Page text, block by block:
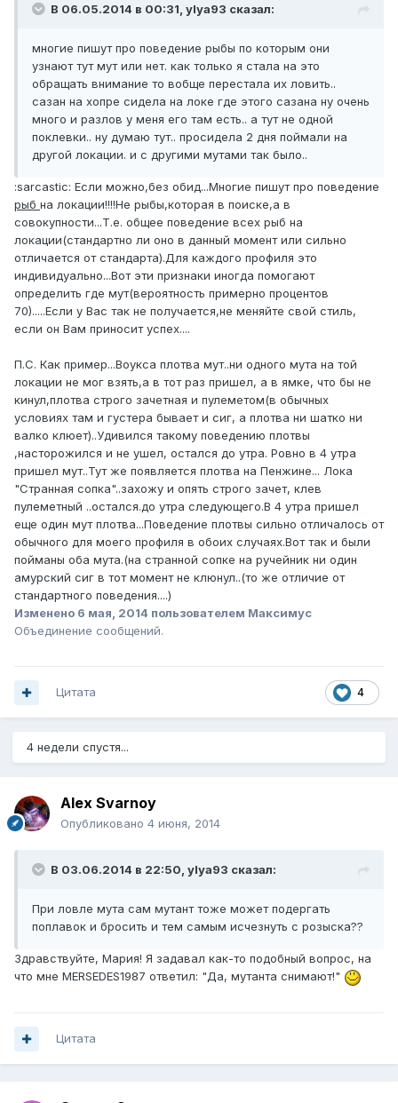
В 06.05.2014 в 00:31, ylya93 сказал:
многие пишут про поведение рыбы по которым они
узнают тут мут или нет. как только я стала на это
обращать внимание то вобще перестала их ловить..
сазан на хопре сидела на локе где этого сазана ну очень
много и разлов у меня его там есть.. а тут не одной
поклевки.. ну думаю тут.. просидела 2 дня поймали на
другой локации. и с другими мутами так было..
:sarcastic: Если можно,без обид...Многие пишут про поведение
рыб на локации!!!!Не рыбы,которая в поиске,а в
совокупности...Т.е. общее поведение всех рыб на
локации(стандартно ли оно в данный момент или сильно
отличается от стандарта).Для каждого профиля это
индивидуально...Вот эти признаки иногда помогают
определить где мут(вероятность примерно процентов
70).....Если у Вас так не получается,не меняйте свой стиль,
если он Вам приносит успех....
П.С. Как пример...Воукса плотва мут..ни одного мута на той
локации не мог взять,а в тот раз пришел, а в ямке, что бы не
кинул,плотва строго зачетная и пулеметом(в обычных
условиях там и густера бывает и сиг, а плотва ни шатко ни
валко клюет)..Удивился такому поведению плотвы
,насторожился и не ушел, остался до утра. Ровно в 4 утра
пришел мут..Тут же появляется плотва на Пенжине... Лока
"Странная сопка"..захожу и опять строго зачет, клев
пулеметный ..остался.до утра следующего.В 4 утра пришел
еще один мут плотва...Поведение плотвы сильно отличалось от
обычного для моего профиля в обоих случаях.Вот так и были
пойманы оба мута.(на странной сопке на ручейник ни один
амурский сиг в тот момент не клюнул..(то же отличие от
стандартного поведения....)
Изменено 6 мая, 2014 пользователем Максимус
Объединение сообщений.
4
Цитата
4 недели спустя...
Alex Svarnoy
Опубликовано 4 июня, 2014
В 03.06.2014 в 22:50, ylya93 сказал:
При ловле мута сам мутант тоже может подергать
поплавок и бросить и тем самым исчезнуть с розыска??
Здравствуйте, Мария! Я задавал как-то подобный вопрос, на
что мне MERSEDES1987 ответил: "Да, мутанта снимают!"
Цитата